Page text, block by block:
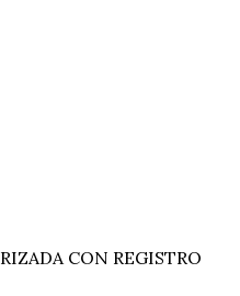
CON REGISTRO